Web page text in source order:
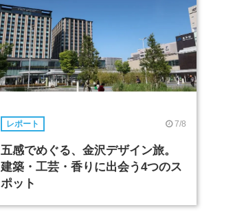
レポート 7/8
五感でめぐる、金沢デザイン旅。
建築・工芸・香りに出会う4つのス
ポット